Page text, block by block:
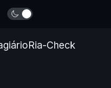
Ria-Check